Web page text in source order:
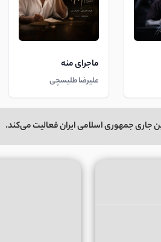
ماجرای منه
علیرضا طلیسچی
جاری جمهوری اسلامی ایران فعالیت می‌کند.